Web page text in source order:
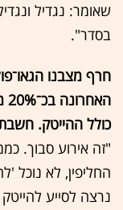
שאומר: נגדיל
בסדר".
חרף מצבנו
כולל ההייטק.
"זה אירוע סבוך.
החליפין, לא נוכל
נרצה לסייע